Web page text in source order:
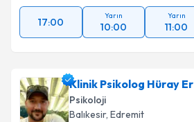
17:00
Yarın
10:00
Yarın
11:00
Klinik Psikolog Hüray Er
Psikoloji
Balıkesir, Edremit